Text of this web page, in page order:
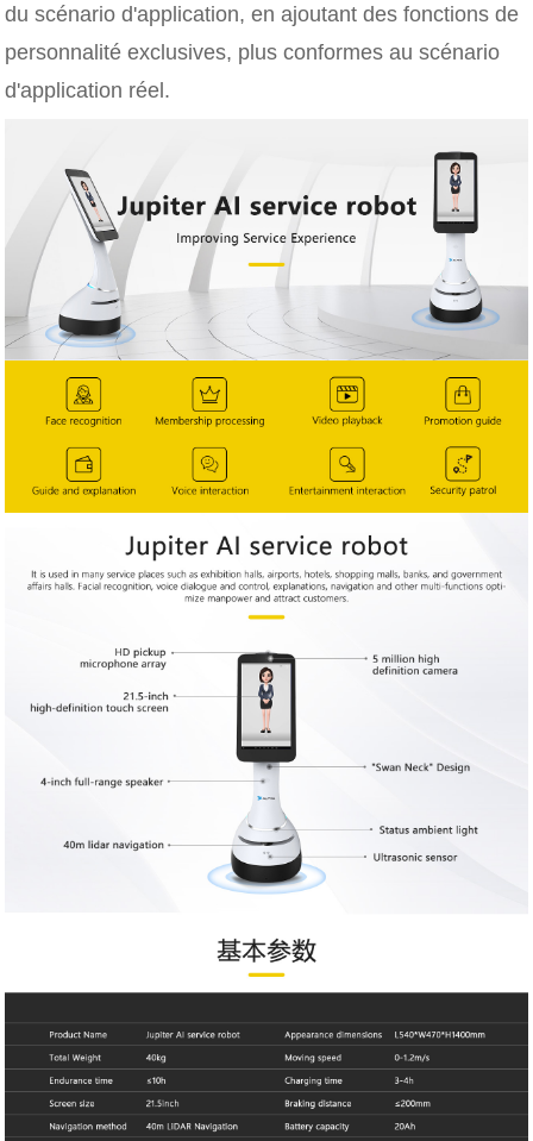
du scénario d'application, en ajoutant des fonctions de
personnalité exclusives, plus conformes au scénario
d'application réel.